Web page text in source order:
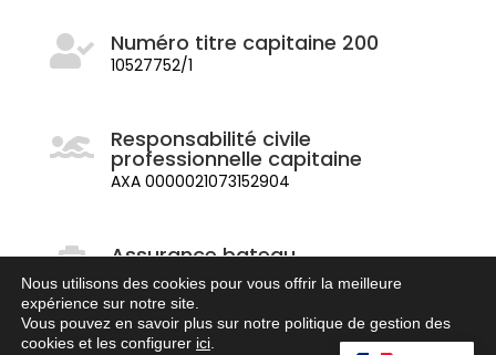
 Numéro titre capitaine 200
10527752/1
 Responsabilité civile
professionnelle capitaine
AXA 0000021073152904
 Assurance bateau
professionnelle
GENERALI AT 488 746
Nous utilisons des cookies pour vous offrir la meilleure
expérience sur notre site.
Vous pouvez en savoir plus sur notre politique de gestion des
cookies et les configurer ici